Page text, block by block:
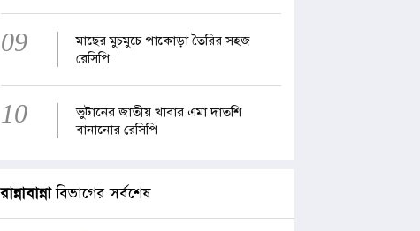
09
মাছের মুচমুচে পাকোড়া তৈরির সহজ
রেসিপি
10
ভুটানের জাতীয় খাবার এমা দাতশি
বানানোর রেসিপি
রান্নাবান্নাবিভাগের সর্বশেষ